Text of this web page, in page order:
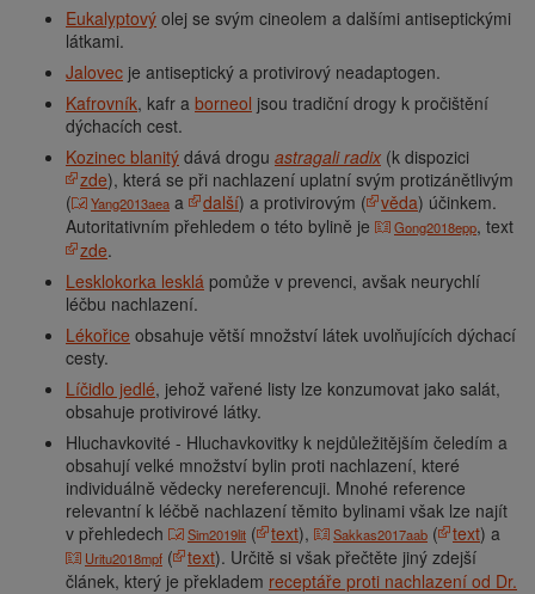
Eukalyptový olej se svým cineolem a dalšími antiseptickými
látkami.
Jalovec je antiseptický a protivirový neadaptogen.
Kafrovník, kafr a borneol jsou tradiční drogy k pročištění
dýchacích cest.
Kozinec blanitý dává drogu astragali radix (k dispozici
zde), která se při nachlazení uplatní svým protizánětlivým
(
Yang2013aea a další) a protivirovým ( věda) účinkem.
Autoritativním přehledem o této bylině je
Gong2018epp, text
zde.
Lesklokorka lesklá pomůže v prevenci, avšak neurychlí
léčbu nachlazení.
Lékořice obsahuje větší množství látek uvolňujících dýchací
cesty.
Líčidlo jedlé, jehož vařené listy lze konzumovat jako salát,
obsahuje protivirové látky.
Hluchavkovité - Hluchavkovitky k nejdůležitějším čeledím a
obsahují velké množství bylin proti nachlazení, které
individuálně vědecky nereferencuji. Mnohé reference
relevantní k léčbě nachlazení těmito bylinami však lze najít
v přehledech
Sim2019lit ( text), Sakkas2017aab ( text) a
Uritu2018mpf ( text). Určitě si však přečtěte jiný zdejší
článek, který je překladem receptáře proti nachlazení od Dr.